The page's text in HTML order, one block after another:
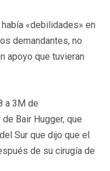
«debilidades» en
demandantes, no
apoyo que tuvieran
a 3M de
Bair Hugger, que
Sur que dijo que el
de su cirugía de